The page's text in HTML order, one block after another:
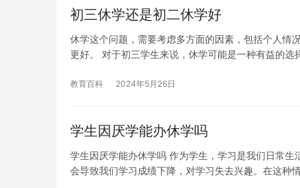
初三休学还是初二休学好
休学这个问题，需要考虑多方面的因素，包括个人情
更好。 对于初三学生来说，休学可能是一种有益的选
教育百科 2024年5月26日
学生因厌学能办休学吗
学生因厌学能办休学吗 作为学生，学习是我们日常
会导致我们学习成绩下降，对学习失去兴趣。在这种